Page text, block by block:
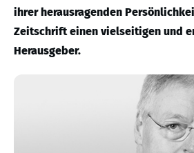
ihrer herausragenden
Zeitschrift einen vielseitigen und
Herausgeber.